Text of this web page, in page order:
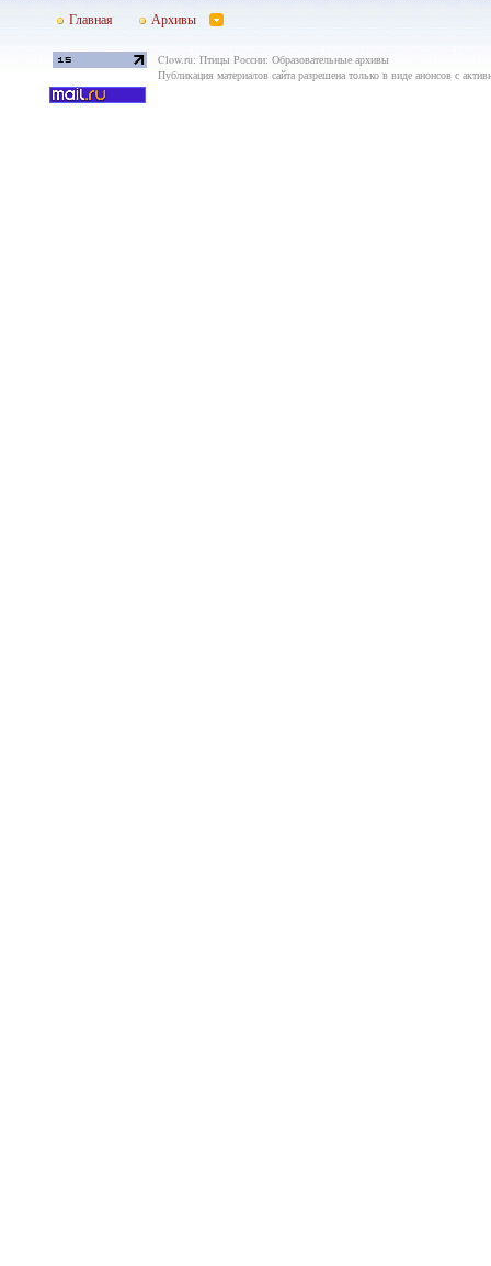
Главная Архивы
Clow.ru: Птицы России: Образовательные архивы
Публикация материалов сайта разрешена только в виде анонсов с